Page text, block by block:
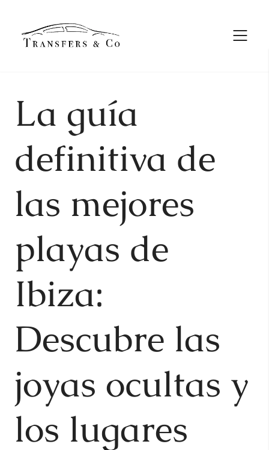
La guía
definitiva de
las mejores
playas de
Ibiza:
Descubre las
joyas ocultas y
los lugares